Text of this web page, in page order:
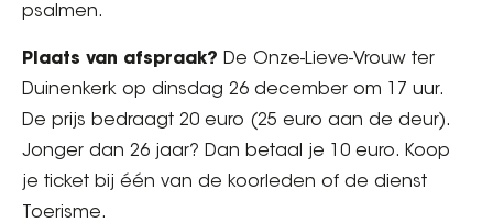
psalmen.
Plaats van afspraak? De Onze-Lieve-Vrouw ter
Duinenkerk op dinsdag 26 december om 17 uur.
De prijs bedraagt 20 euro (25 euro aan de deur).
Jonger dan 26 jaar? Dan betaal je 10 euro. Koop
je ticket bij één van de koorleden of de dienst
Toerisme.